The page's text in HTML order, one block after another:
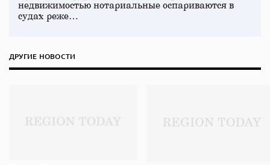
недвижимостью нотариальные оспариваются в
судах реже…
ДРУГИЕ НОВОСТИ